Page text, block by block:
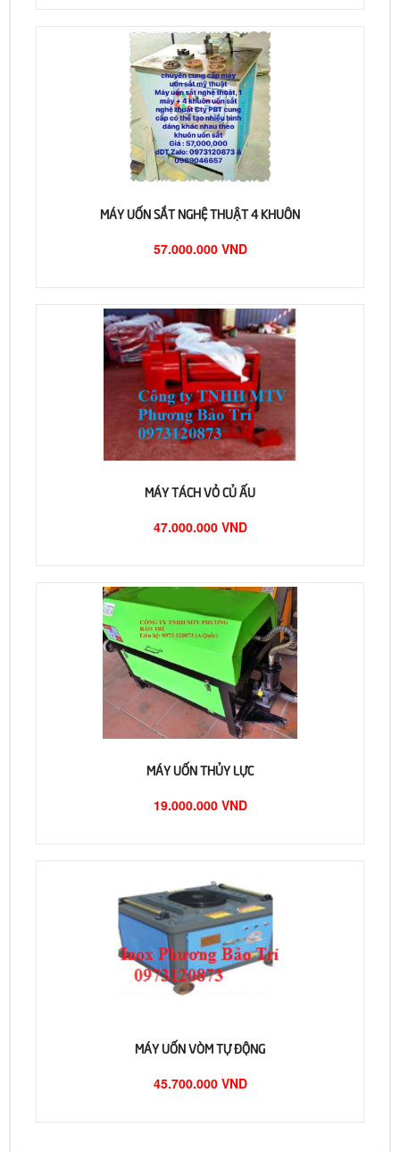
MÁY UỐN SẮT NGHỆ THUẬT 4 KHUÔN
57.000.000 VND
MÁY TÁCH VỎ CỦ ẤU
47.000.000 VND
MÁY UỐN THỦY LỰC
19.000.000 VND
MÁY UỐN VÒM TỰ ĐỘNG
45.700.000 VND